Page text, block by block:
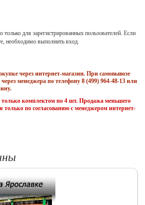
для зарегистрированных пользователей. Если
необходимо выполнить вход.
через интернет-магазин. При самовывозе
менеджера по телефону 8 (499) 964-48-13 или
комплектом по 4 шт. Продажа меньшего
только по согласованию с менеджером интернет-